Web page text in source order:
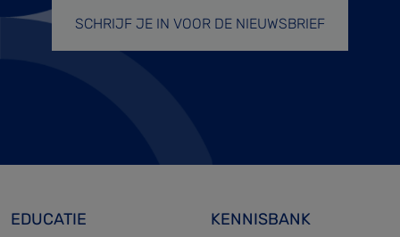
SCHRIJF JE IN VOOR DE NIEUWSBRIEF
EDUCATIE KENNISBANK